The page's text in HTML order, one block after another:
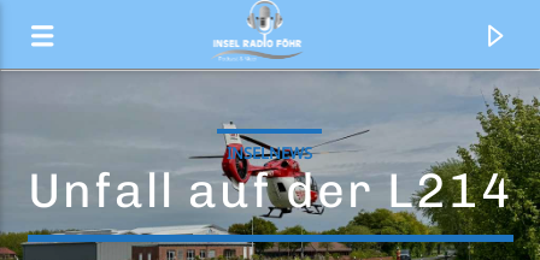
INSELNEWS
Unfall auf der L214